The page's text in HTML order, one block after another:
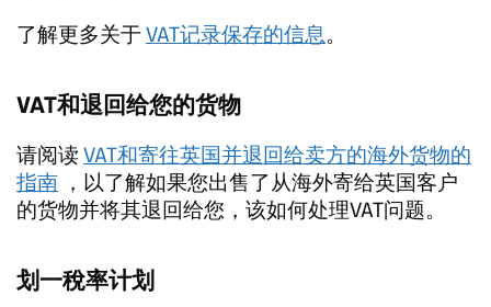
了解更多关于VAT记录保存的信息。
VAT和退回给您的货物
请阅读 VAT和寄往英国并退回给卖方的海外货物的
指南 ，以了解如果您出售了从海外寄给英国客户
的货物并将其退回给您，该如何处理VAT问题。
划一稅率计划